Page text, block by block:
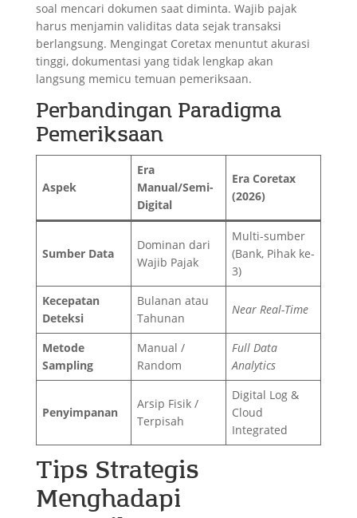
soal mencari dokumen saat diminta. Wajib pajak
harus menjamin validitas data sejak transaksi
berlangsung. Mengingat Coretax menuntut akurasi
tinggi, dokumentasi yang tidak lengkap akan
langsung memicu temuan pemeriksaan.
Perbandingan Paradigma
Pemeriksaan
Aspek
Era
Manual/Semi-
Digital
Era Coretax
(2026)
Sumber Data
Dominan dari
Wajib Pajak
Multi-sumber
(Bank, Pihak ke-
3)
Kecepatan
Deteksi
Bulanan atau
Tahunan
Near Real-Time
Metode
Sampling
Manual /
Random
Full Data
Analytics
Penyimpanan
Arsip Fisik /
Terpisah
Digital Log &
Cloud
Integrated
Tips Strategis
Menghadapi